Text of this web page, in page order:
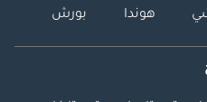
هوندا بورش